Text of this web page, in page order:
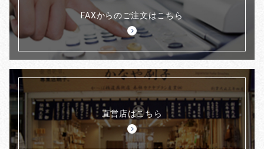
FAXからのご注文はこちら
直営店はこちら